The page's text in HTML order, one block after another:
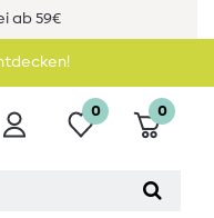
ab 59€
0 0